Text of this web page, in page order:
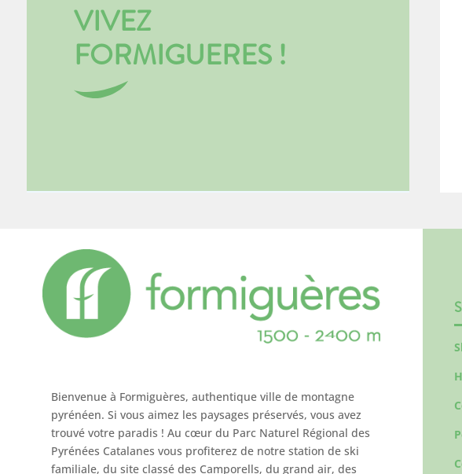
VIVEZ
FORMIGUERES !
Bienvenue à Formiguères, authentique ville de montagne
pyrénéen. Si vous aimez les paysages préservés, vous avez
trouvé votre paradis ! Au cœur du Parc Naturel Régional des
Pyrénées Catalanes vous profiterez de notre station de ski
familiale, du site classé des Camporells, du grand air, des